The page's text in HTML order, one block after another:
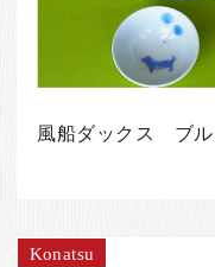
風船ダックス ブ
Konatsu